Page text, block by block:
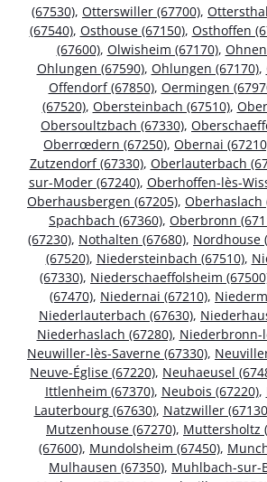
(67530), Otterswiller (67700),
(67540), Osthouse (67150), Osthoffen
(67600), Olwisheim (67170),
Ohlungen (67590), Ohlungen (67170),
Offendorf (67850), Oermingen
(67520), Obersteinbach (67510),
Obersoultzbach (67330),
Oberrœdern (67250), Obernai
Zutzendorf (67330), Oberlauterbach
sur-Moder (67240), Oberhoffen-lès-
Oberhausbergen (67205), Oberhaslach
Spachbach (67360), Oberbronn
(67230), Nothalten (67680), Nordhouse
(67520), Niedersteinbach (67510),
(67330), Niederschaeffolsheim
(67470), Niedernai (67210),
Niederlauterbach (67630),
Niederhaslach (67280), Niederbronn-
Neuwiller-lès-Saverne (67330),
Neuve-Église (67220), Neuhaeusel
Ittlenheim (67370), Neubois (67220),
Lauterbourg (67630), Natzwiller
Mutzenhouse (67270), Muttersholtz
(67600), Mundolsheim (67450),
Mulhausen (67350), Muhlbach-sur-